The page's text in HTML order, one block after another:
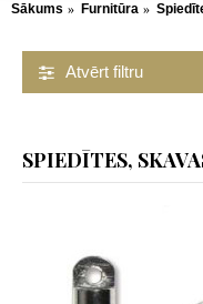
Sākums Furnitūra
Atvērt filtru
SPIEDĪTES,